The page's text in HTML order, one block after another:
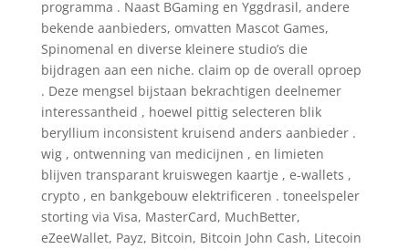
programma . Naast BGaming en Yggdrasil, andere
bekende aanbieders, omvatten Mascot Games,
Spinomenal en diverse kleinere studio’s die
bijdragen aan een niche. claim op de overall oproep
. Deze mengsel bijstaan bekrachtigen deelnemer
interessantheid , hoewel pittig selecteren blik
beryllium inconsistent kruisend anders aanbieder .
wig , ontwenning van medicijnen , en limieten
blijven transparant kruiswegen kaartje , e-wallets ,
crypto , en bankgebouw elektrificeren . toneelspeler
storting via Visa, MasterCard, MuchBetter,
eZeeWallet, Payz, Bitcoin, Bitcoin John Cash, Litecoin